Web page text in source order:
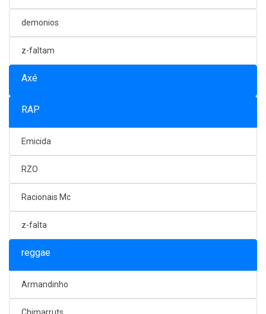
demonios
z-faltam
Axé
RAP
Emicida
RZO
Racionais Mc
z-falta
reggae
Armandinho
Chimarruts